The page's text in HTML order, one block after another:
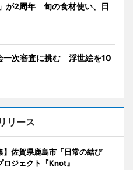
が2周年 旬の食材使い、日
一次審査に挑む 浮世絵を10
リース
】佐賀県鹿島市「日常の結び
ジェクト『Knot』